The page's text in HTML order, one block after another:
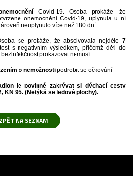
Covid-19. Osoba prokáže, že
onemocnění Covid-19, uplynula u ní
neuplynulo více než 180 dní
se prokáže, že absolvovala nejdéle 7
test s negativním výsledkem, přičemž děti do
prokazovat nemusí
o nemožnosti podrobit se očkování
je povinné zakrývat si dýchací cesty
KN 95. (Netýká se ledové plochy).